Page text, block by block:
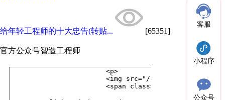
给年轻工程师的十大忠告(转贴... [65351]
官方公众号智造工程师
客服
小程序
公众号